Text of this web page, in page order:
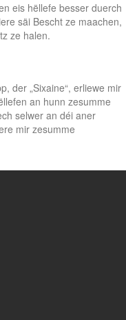
eis hëllefe besser duerch
säi Bescht ze maachen,
ze halen.
der „Sixaine“, erliewe mir
an hunn zesumme
selwer an déi aner
mir zesumme